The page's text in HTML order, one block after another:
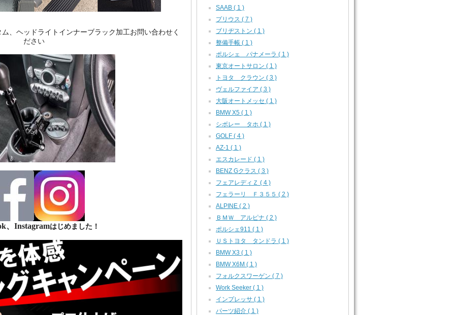
、ヘッドライトインナーブラック加工お問い合わせく
ださい
、Instagramはじめました！
SAAB ( 1 )
プリウス ( 7 )
ブリヂストン ( 1 )
整備手帳 ( 1 )
ポルシェ パナメーラ ( 1 )
東京オートサロン ( 1 )
トヨタ クラウン ( 3 )
ヴェルファイア ( 3 )
大阪オートメッセ ( 1 )
BMW X5 ( 1 )
シボレー タホ ( 1 )
GOLF ( 4 )
AZ-1 ( 1 )
エスカレード ( 1 )
BENZ Gクラス ( 3 )
フェアレディＺ ( 4 )
フェラーリ Ｆ３５５ ( 2 )
ALPINE ( 2 )
ＢＭＷ アルピナ ( 2 )
ポルシェ911 ( 1 )
ＵＳトヨタ タンドラ ( 1 )
BMW X3 ( 1 )
BMW X6M ( 1 )
フォルクスワーゲン ( 7 )
Work Seeker ( 1 )
インプレッサ ( 1 )
パーツ紹介 ( 1 )